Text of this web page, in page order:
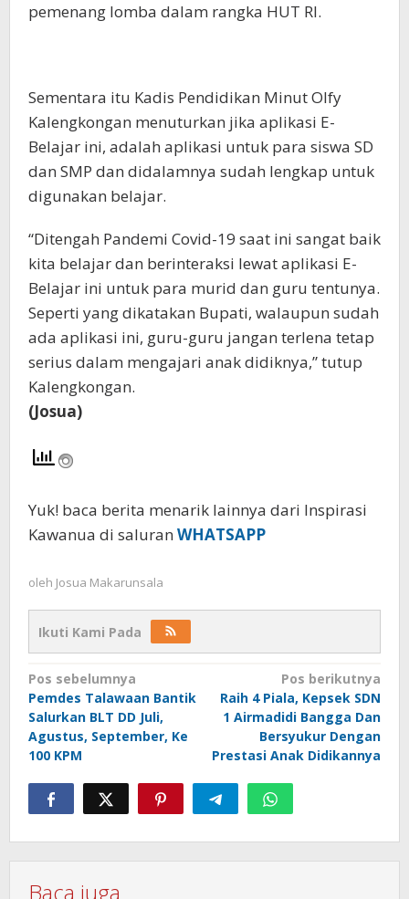
pemenang lomba dalam rangka HUT RI.
Sementara itu Kadis Pendidikan Minut Olfy
Kalengkongan menuturkan jika aplikasi E-
Belajar ini, adalah aplikasi untuk para siswa SD
dan SMP dan didalamnya sudah lengkap untuk
digunakan belajar.
“Ditengah Pandemi Covid-19 saat ini sangat baik
kita belajar dan berinteraksi lewat aplikasi E-
Belajar ini untuk para murid dan guru tentunya.
Seperti yang dikatakan Bupati, walaupun sudah
ada aplikasi ini, guru-guru jangan terlena tetap
serius dalam mengajari anak didiknya,” tutup
Kalengkongan.
(Josua)
Yuk! baca berita menarik lainnya dari Inspirasi
Kawanua di saluran WHATSAPP
oleh Josua Makarunsala
Ikuti Kami Pada
Navigasi
pos
Pos sebelumnya
Pemdes Talawaan Bantik
Salurkan BLT DD Juli,
Agustus, September, Ke
100 KPM
Pos berikutnya
Raih 4 Piala, Kepsek SDN
1 Airmadidi Bangga Dan
Bersyukur Dengan
Prestasi Anak Didikannya
Baca juga